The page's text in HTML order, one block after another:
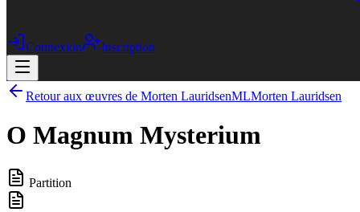
Connexion Inscription
Retour aux œuvres de Morten LauridsenMLMorten Lauridsen
O Magnum Mysterium
Partition